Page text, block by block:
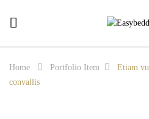
Home Portfolio Item Etiam
convallis